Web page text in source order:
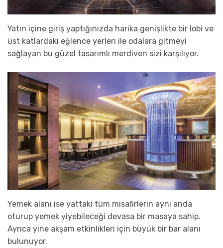
Yatın içine giriş yaptığınızda harika genişlikte bir lobi ve
üst katlardaki eğlence yerleri ile odalara gitmeyi
sağlayan bu güzel tasarımlı merdiven sizi karşılıyor.
Yemek alanı ise yattaki tüm misafirlerin aynı anda
oturup yemek yiyebileceği devasa bir masaya sahip.
Ayrıca yine akşam etkinlikleri için büyük bir bar alanı
bulunuyor.